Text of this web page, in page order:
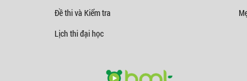
Đề thi và Kiểm tra
Lịch thi đại học